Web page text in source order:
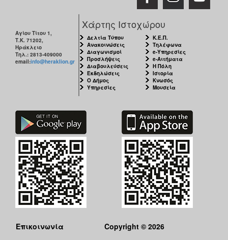
Αγίου Τίτου 1,
Τ.Κ. 71202,
Ηράκλειο
Τηλ.: 2813-409000
email:info@heraklion.gr
Χάρτης Ιστοχώρου
Δελτία Τύπου
Ανακοινώσεις
Διαγωνισμοί
Προσλήψεις
Διαβουλεύσεις
Εκδηλώσεις
Ο Δήμος
Υπηρεσίες
Κ.Ε.Π.
Τηλέφωνα
e-Υπηρεσίες
e-Αιτήματα
Η Πόλη
Ιστορία
Κνωσός
Μουσεία
Επικοινωνία Copyright © 2026